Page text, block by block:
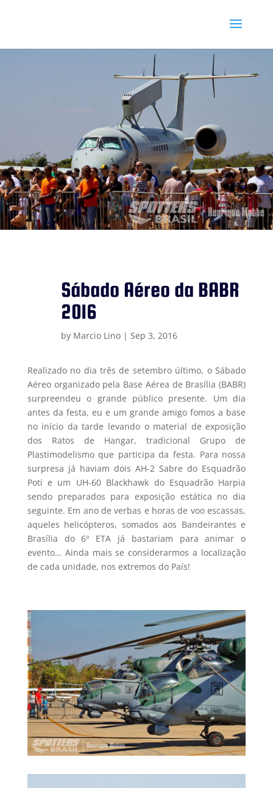
Sábado Aéreo da BABR
2016
by Marcio Lino| Sep 3, 2016
Realizado no dia três de setembro último, o Sábado
Aéreo organizado pela Base Aérea de Brasília (BABR)
surpreendeu o grande público presente. Um dia
antes da festa, eu e um grande amigo fomos a base
no início da tarde levando o material de exposição
dos Ratos de Hangar, tradicional Grupo de
Plastimodelismo que participa da festa. Para nossa
surpresa já haviam dois AH-2 Sabre do Esquadrão
Poti e um UH-60 Blackhawk do Esquadrão Harpia
sendo preparados para exposição estática no dia
seguinte. Em ano de verbas e horas de voo escassas,
aqueles helicópteros, somados aos Bandeirantes e
Brasília do 6º ETA já bastariam para animar o
evento… Ainda mais se considerarmos a localização
de cada unidade, nos extremos do País!